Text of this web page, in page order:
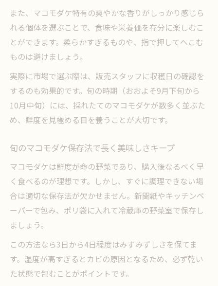
また、マコモダケ特有の爽やかな香りがしっかり感じら
れる個体を選ぶことで、食味や栄養価を存分に楽しむこ
とができます。柔らかすぎるものや、指で押してへこむ
ものは避けましょう。
実際に市場で選ぶ際は、販売スタッフに収穫日の確認を
するのも効果的です。旬の時期（おおよそ9月下旬から
10月中旬）には、採れたてのマコモダケが数多く並ぶた
め、鮮度を見極める目を養うことが大切です。
旬のマコモダケ保存法で長く美味しさキープ
マコモダケは鮮度が命の野菜であり、購入後なるべく早
く食べるのが理想です。しかし、すぐに調理できない場
合は適切な保存法が欠かせません。新聞紙やキッチンペ
ーパーで包み、ポリ袋に入れて冷蔵庫の野菜室で保存し
ましょう。
この方法なら3日から4日程度はみずみずしさを保てま
す。湿度が高すぎるとカビの原因となるため、必ず乾い
た状態で包むことがポイントです。